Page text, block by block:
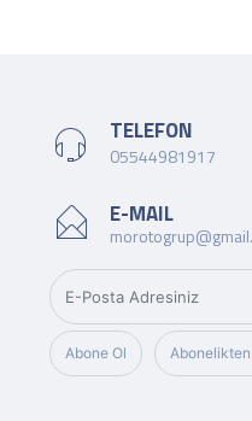
TELEFON
05544981917
E-MAIL
Abone Ol Abonelikten